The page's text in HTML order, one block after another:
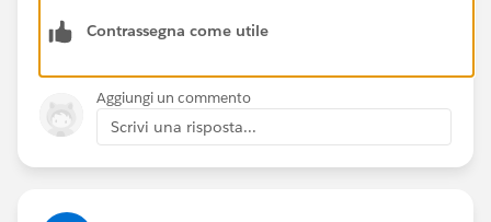
Contrassegna come utile
Aggiungi un commento
Scrivi una risposta...